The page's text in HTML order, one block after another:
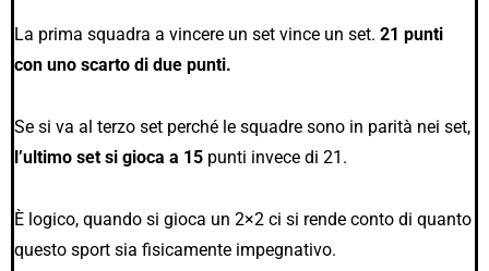
La prima squadra a vincere un set vince un set. 21 punti
con uno scarto di due punti.
Se si va al terzo set perché le squadre sono in parità nei set,
l’ultimo set si gioca a 15 punti invece di 21.
È logico, quando si gioca un 2×2 ci si rende conto di quanto
questo sport sia fisicamente impegnativo.